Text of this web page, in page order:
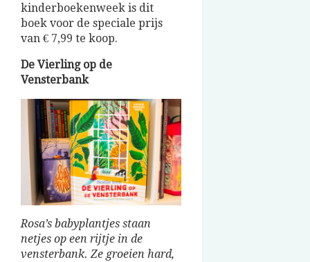
kinderboekenweek is dit
boek voor de speciale prijs
van € 7,99 te koop.
De Vierling op de
Vensterbank
Rosa’s babyplantjes staan
netjes op een rijtje in de
vensterbank. Ze groeien hard,